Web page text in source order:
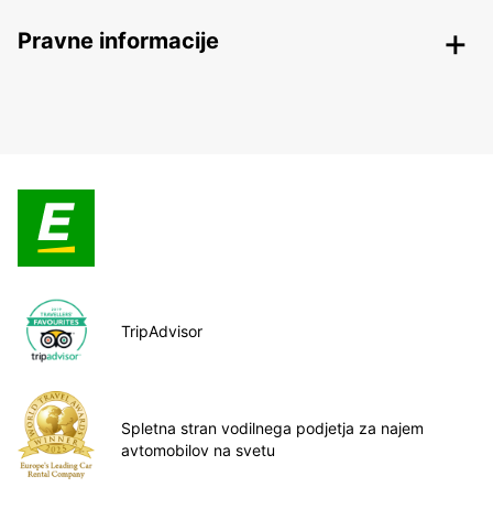
Pravne informacije
TripAdvisor
Spletna stran vodilnega podjetja za najem
avtomobilov na svetu